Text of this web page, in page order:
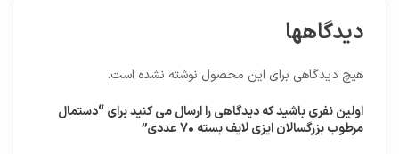
دیدگاهها
هیچ دیدگاهی برای این محصول نوشته نشده است.
اولین نفری باشید که دیدگاهی را ارسال می کنید برای “دستمال
مرطوب بزرگسالان ایزی لایف بسته 70 عددی”